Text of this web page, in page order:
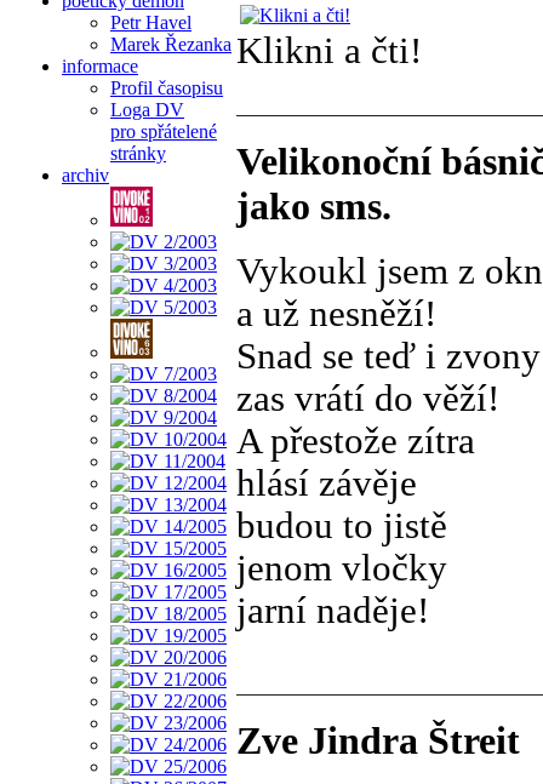
Petr Havel
Marek Řezanka
informace
Profil časopisu
Loga DV
pro spřátelené
stránky
archiv
Klikni a čti!
Velikonoční
jako sms.
Vykoukl jsem z
a už nesněží!
Snad se teď i zvony
zas vrátí do věží!
A přestože zítra
hlásí závěje
budou to jistě
jenom vločky
jarní naděje!
Zve Jindra Štreit